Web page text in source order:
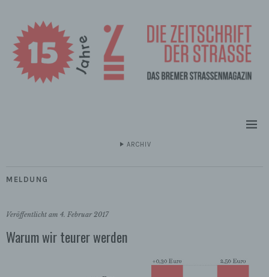
ARCHIV
MELDUNG
Veröffentlicht am 4. Februar 2017
Warum wir teurer werden